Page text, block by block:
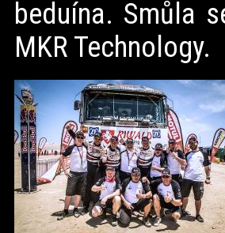
beduína. Smůla
MKR Technology.